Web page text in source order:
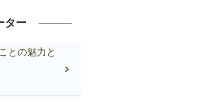
ター
との魅力と